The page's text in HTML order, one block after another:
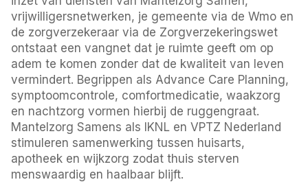
vrijwilligersnetwerken, je gemeente via de Wmo en
de zorgverzekeraar via de Zorgverzekeringswet
ontstaat een vangnet dat je ruimte geeft om op
adem te komen zonder dat de kwaliteit van leven
vermindert. Begrippen als Advance Care Planning,
symptoomcontrole, comfortmedicatie, waakzorg
en nachtzorg vormen hierbij de ruggengraat.
Mantelzorg Samens als IKNL en VPTZ Nederland
stimuleren samenwerking tussen huisarts,
apotheek en wijkzorg zodat thuis sterven
menswaardig en haalbaar blijft.